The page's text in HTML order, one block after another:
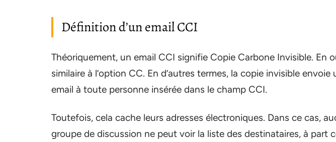
Définition d’un email CCI
Théoriquement, un email CCI signifie Copie Carbone Invisible. En
similaire à l’option CC. En d’autres termes, la copie invisible
email à toute personne insérée dans le champ CCI.
Toutefois, cela cache leurs adresses électroniques. Dans ce cas,
groupe de discussion ne peut voir la liste des destinataires, à part